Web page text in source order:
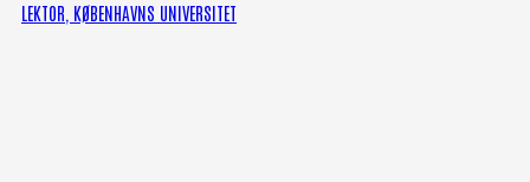
LEKTOR, KØBENHAVNS UNIVERSITET